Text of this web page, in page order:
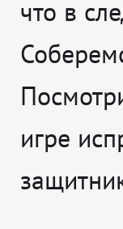
что в
игре